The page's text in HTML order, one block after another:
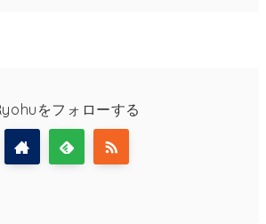
をフォローする